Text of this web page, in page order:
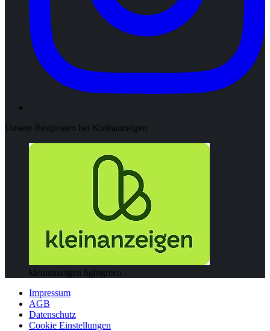
Unsere Restposten bei Kleinanzeigen
kleinanzeigen lightgreen
Impressum
AGB
Datenschutz
Cookie Einstellungen